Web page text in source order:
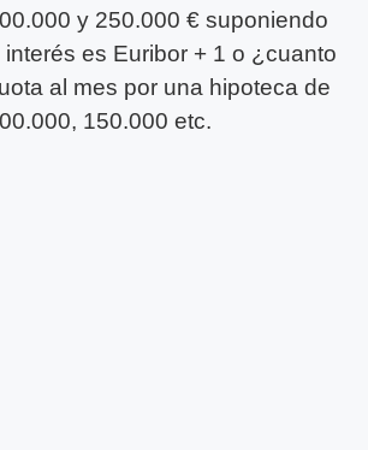
y 250.000 € suponiendo
es Euribor + 1 o ¿cuanto
al mes por una hipoteca de
150.000 etc.